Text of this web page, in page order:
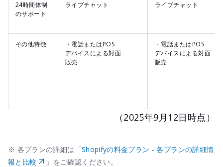
24時間体制
のサポート
ライブチャット ライブチャット
その他特徴
・電話またはPOS
デバイスによる対面
販売
・電話またはPOS
デバイスによる対面
販売
（2025年9月12日時点）
※ 各プランの詳細は「Shopifyの料金プラン - 各プランの詳細情
報と比較
」をご確認ください。